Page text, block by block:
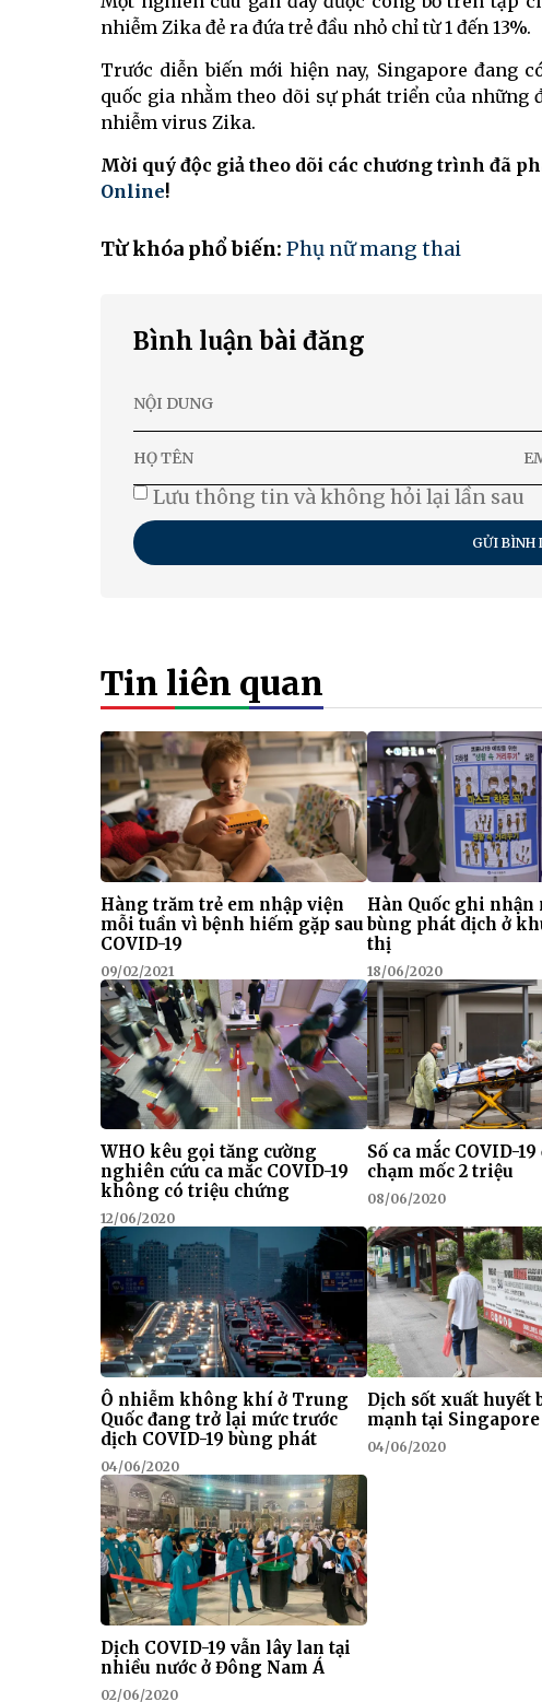
nhiễm Zika đẻ ra đứa trẻ đầu nhỏ chỉ từ 1 đến 13%.
Trước diễn biến mới hiện nay, Singapore đang
quốc gia nhằm theo dõi sự phát triển của
nhiễm virus Zika.
Mời quý độc giả theo dõi các chương trình đã
Online!
Từ khóa phổ biến: Phụ nữ mang thai
Bình luận bài đăng
Lưu thông tin và không hỏi lại lần sau
GỬI BÌNH
Tin liên quan
Hàng trăm trẻ em nhập viện
mỗi tuần vì bệnh hiếm gặp sau
COVID-19
09/02/2021
Hàn Quốc ghi nhận
bùng phát dịch ở
thị
18/06/2020
WHO kêu gọi tăng cường
nghiên cứu ca mắc COVID-19
không có triệu chứng
12/06/2020
Số ca mắc COVID-
chạm mốc 2 triệu
08/06/2020
Ô nhiễm không khí ở Trung
Quốc đang trở lại mức trước
dịch COVID-19 bùng phát
04/06/2020
Dịch sốt xuất huyết
mạnh tại Singapore
04/06/2020
Dịch COVID-19 vẫn lây lan tại
nhiều nước ở Đông Nam Á
02/06/2020